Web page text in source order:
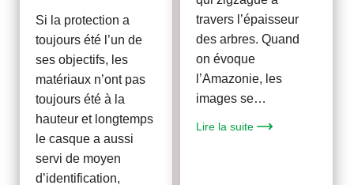
Si la protection a
toujours été l’un de
ses objectifs, les
matériaux n’ont pas
toujours été à la
hauteur et longtemps
le casque a aussi
servi de moyen
d’identification,
travers l’épaisseur
des arbres. Quand
on évoque
l’Amazonie, les
images se…
Lire la suite